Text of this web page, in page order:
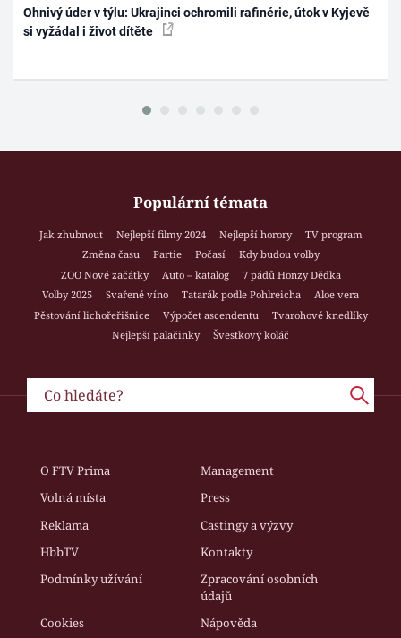
Ohnivý úder v týlu: Ukrajinci ochromili rafinérie, útok v Kyjevě
si vyžádal i život dítěte
Populární témata
Jak zhubnout Nejlepší filmy 2024 Nejlepší horory
TV program
Změna času
Partie Počasí
Kdy budou volby
ZOO Nové začátky
Auto – katalog
7 pádů Honzy Dědka
Volby 2025
Svařené víno Tatarák podle Pohlreicha
Aloe vera
Pěstování lichořeřišnice
Výpočet ascendentu
Tvarohové knedlíky
Nejlepší palačinky
Švestkový koláč
O FTV Prima
Management
Volná místa
Press
Reklama
Castingy a výzvy
HbbTV
Kontakty
Podmínky užívání
Zpracování osobních
údajů
Cookies
Nápověda